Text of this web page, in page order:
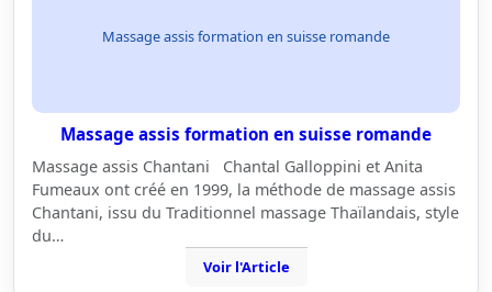
Massage assis formation en suisse romande
Massage assis formation en suisse romande
Massage assis Chantani Chantal Galloppini et Anita
Fumeaux ont créé en 1999, la méthode de massage assis
Chantani, issu du Traditionnel massage Thaïlandais, style
du…
Voir l'Article